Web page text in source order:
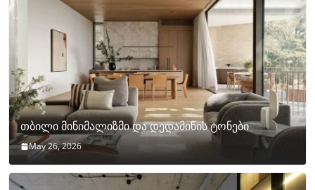
თბილი მინიმალიზმი და დედამიწის ტონები
May 26, 2026